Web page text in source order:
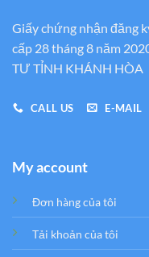
Giấy chứng nhận đăng
cấp 28 tháng 8 năm
TƯ TỈNH KHÁNH HÒA
CALL US E-MAIL
My account
Đơn hàng của tôi
Tải khoản của tôi